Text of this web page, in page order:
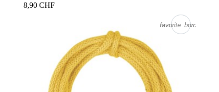
8,90 CHF
favorite_border
favorite_border